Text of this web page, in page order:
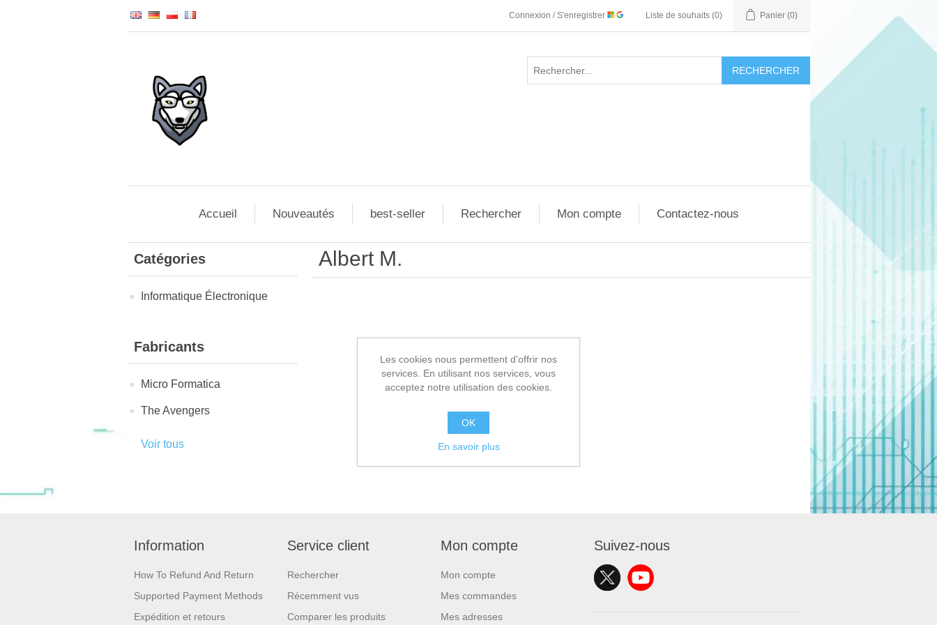
Connexion / S'enregistrer Liste de souhaits (0) Panier (0)
RECHERCHER
Accueil Nouveautés best-seller Rechercher Mon compte Contactez-nous
Catégories
Informatique Électronique
Fabricants
Micro Formatica
The Avengers
Voir tous
Albert M.
Information
How To Refund And Return
Supported Payment Methods
Expédition et retours
Service client
Rechercher
Récemment vus
Comparer les produits
Mon compte
Mon compte
Mes commandes
Mes adresses
Suivez-nous
Les cookies nous permettent d'offrir nos
services. En utilisant nos services, vous
acceptez notre utilisation des cookies.
OK
En savoir plus